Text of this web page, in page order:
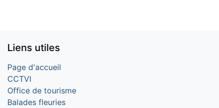
Liens utiles
Page d'accueil
CCTVI
Office de tourisme
Balades fleuries